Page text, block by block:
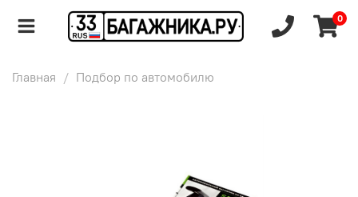
0
Главная Подбор по автомобилю